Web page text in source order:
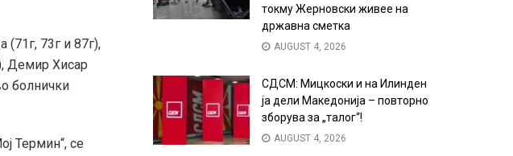
(71г, 73г и 87г),
Демир Хисар
болнички
Термин“, се
токму Жерновски живее на
државна сметка
AUGUST 4, 2026
СДСМ: Мицкоски и на Илинден
ја дели Македонија – повторно
зборува за „талог“!
AUGUST 4, 2026